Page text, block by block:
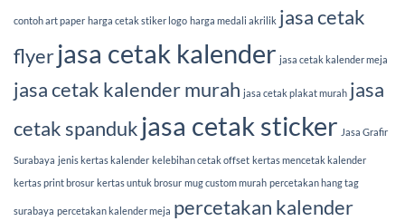
contoh art paper harga cetak stiker logo harga medali akrilik jasa cetak
flyerjasa cetak kalender jasa cetak kalender meja
jasa cetak kalender murah jasa cetak plakat murah jasa
cetak spanduk jasa cetak sticker Jasa Grafir
Surabaya jenis kertas kalender kelebihan cetak offset kertas mencetak kalender
kertas print brosur kertas untuk brosur mug custom murah percetakan hang tag
surabaya percetakan kalender meja percetakan kalender